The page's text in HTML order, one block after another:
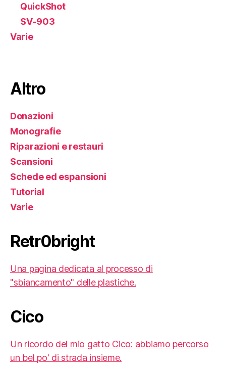
QuickShot
SV-903
Varie
Altro
Donazioni
Monografie
Riparazioni e restauri
Scansioni
Schede ed espansioni
Tutorial
Varie
Retr0bright
Una pagina dedicata al processo di
"sbiancamento" delle plastiche.
Cico
Un ricordo del mio gatto Cico: abbiamo percorso
un bel po' di strada insieme.